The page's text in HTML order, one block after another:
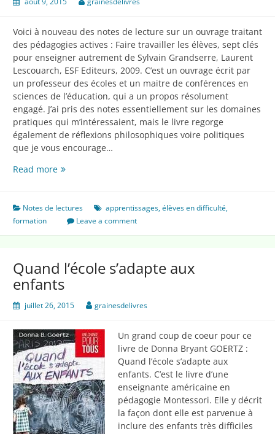
Voici à nouveau des notes de lecture sur un ouvrage traitant
des pédagogies actives : Faire travailler les élèves, sept clés
pour enseigner autrement de Sylvain Grandserre, Laurent
Lescouarch, ESF Editeurs, 2009. C’est un ouvrage écrit par
un professeur des écoles et un maitre de conférences en
sciences de l’éducation, qui a un propos résolument
engagé. J’ai pris des notes essentiellement sur les domaines
pratiques qui m’intéressaient, mais le livre regorge
également de réflexions philosophiques voire politiques
que je vous encourage…
Read moreFaire
élèves
l’école
Notes de lectures apprentissages,élèves en difficulté,
formation
Leave a comment
Quand l’école s’adapte aux
enfants
juillet 26, 2015 grainesdelivres
Un grand coup de coeur pour ce
livre de Donna Bryant GOERTZ :
Quand l’école s’adapte aux
enfants. C’est le livre d’une
enseignante américaine en
pédagogie Montessori. Elle y décrit
la façon dont elle est parvenue à
inclure des enfants très difficiles